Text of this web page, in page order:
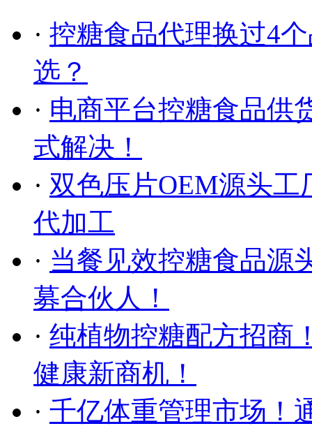
· 控糖食品代理换过4
选？
· 电商平台控糖食品供
式解决！
· 双色压片OEM源头
代加工
· 当餐见效控糖食品源
募合伙人！
· 纯植物控糖配方招商
健康新商机！
· 千亿体重管理市场！